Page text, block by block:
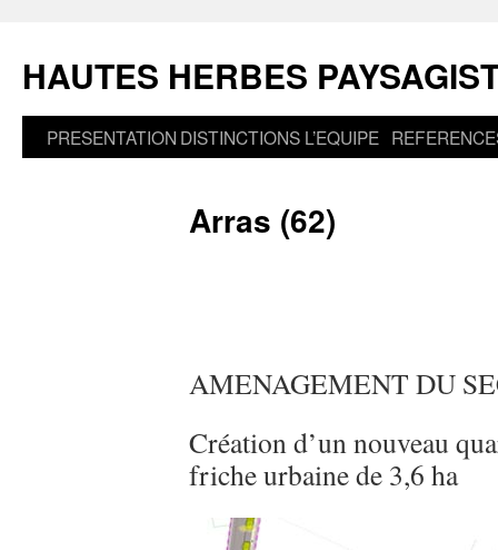
contenu
HAUTES HERBES
PRESENTATION DISTINCTIONS L’EQUIPE
Arras (62)
AMENAGEMENT DU
Création d’un nouveau
friche urbaine de 3,6 ha